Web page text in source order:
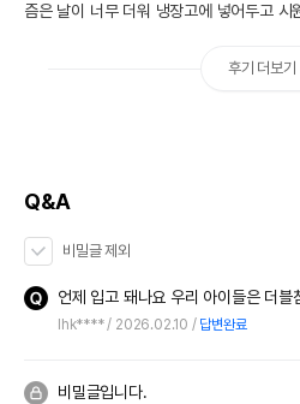
즘은 날이 너무 더워 냉장고에 넣어두고 시
후기 더보기
Q&A
비밀글 제외
언제 입고 돼나요 우리 아이들은 더블
lhk**** 2026.02.10 답변완료
비밀글입니다.